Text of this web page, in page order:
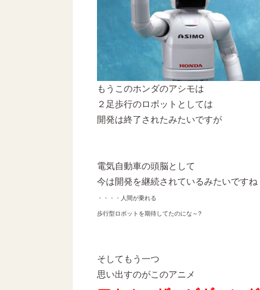
もうこのホンダのアシモは
２足歩行のロボットとしては
開発は終了されたみたいですが
電気自動車の頭脳として
今は開発を継続されているみたいですね
・・・・人間が乗れる
歩行型ロボットを期待してたのにな～?
そしてもう一つ
思い出すのがこのアニメ